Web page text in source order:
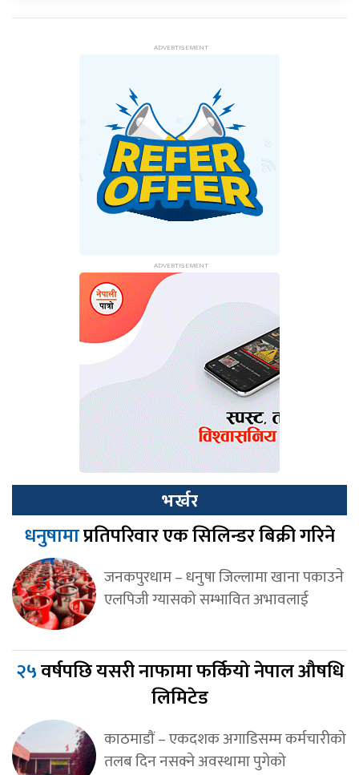
भर्खर
धनुषामाप्रतिपरिवार एक सिलिन्डर बिक्री गरिने
जनकपुरधाम – धनुषा जिल्लामा खाना पकाउने
एलपिजी ग्यासको सम्भावित अभावलाई
२५वर्षपछि यसरी नाफामा फर्कियो नेपाल औषधि
लिमिटेड
काठमाडाैं – एकदशक अगाडिसम्म कर्मचारीको
तलब दिन नसक्ने अवस्थामा पुगेको